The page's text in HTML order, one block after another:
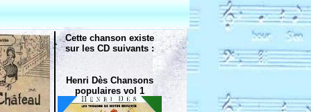
Cette chanson existe
sur les CD suivants :
Henri Dès Chansons
populaires vol 1